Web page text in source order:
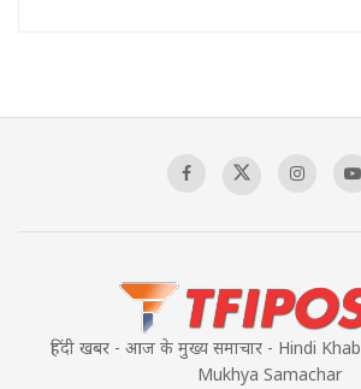
हिंदी खबर - आज के मुख्य समाचार - Hindi
Mukhya Samachar